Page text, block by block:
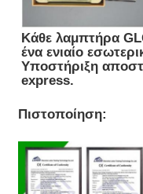
Κάθε λαμπτήρα
ένα ενιαίο
Υποστήριξη
express.
Πιστοποίηση: